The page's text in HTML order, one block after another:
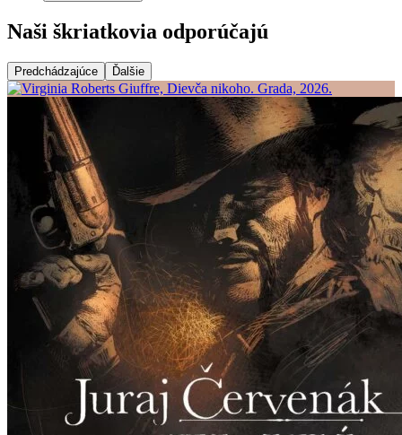
Naši škriatkovia odporúčajú
Predchádzajúce Ďalšie